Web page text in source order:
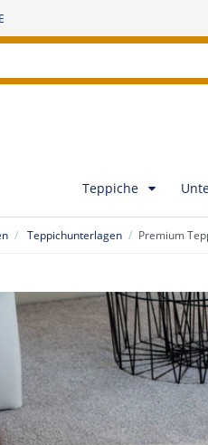
Teppiche
Teppichunterlagen Premium